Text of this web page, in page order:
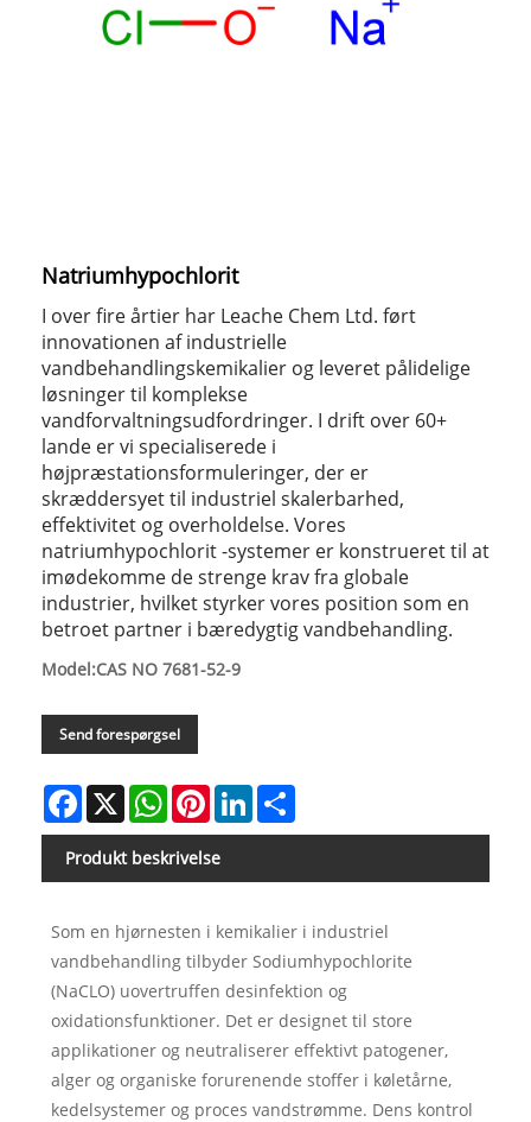
Natriumhypochlorit
I over fire årtier har Leache Chem Ltd. ført
innovationen af ​​industrielle
vandbehandlingskemikalier og leveret pålidelige
løsninger til komplekse
vandforvaltningsudfordringer. I drift over 60+
lande er vi specialiserede i
højpræstationsformuleringer, der er
skræddersyet til industriel skalerbarhed,
effektivitet og overholdelse. Vores
natriumhypochlorit -systemer er konstrueret til at
imødekomme de strenge krav fra globale
industrier, hvilket styrker vores position som en
betroet partner i bæredygtig vandbehandling.
Model:CAS NO 7681-52-9
Send forespørgsel
Facebook
X WhatsAppPinterestLinkedIn
Produkt beskrivelse
Som en hjørnesten i kemikalier i industriel
vandbehandling tilbyder Sodiumhypochlorite
(NaCLO) uovertruffen desinfektion og
oxidationsfunktioner. Det er designet til store
applikationer og neutraliserer effektivt patogener,
alger og organiske forurenende stoffer i køletårne,
kedelsystemer og proces vandstrømme. Dens kontrol